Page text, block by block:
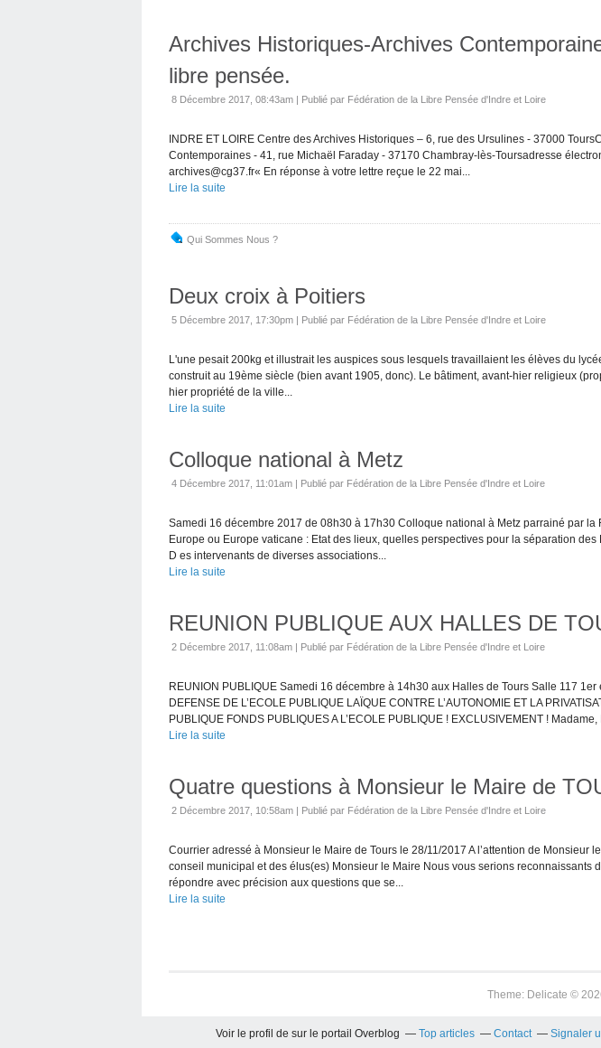
Archives Historiques-Archives
libre pensée.
8 Décembre 2017, 08:43am | Publié par Fédération de la Libre Pensée d'Indre et Loire
INDRE ET LOIRE Centre des Archives Historiques – 6, rue des Ursulines - 37000
Contemporaines - 41, rue Michaël Faraday - 37170 Chambray-lès-Toursadresse
archives@cg37.fr« En réponse à votre lettre reçue le 22 mai...
Lire la suite
Qui Sommes Nous ?
Deux croix à Poitiers
5 Décembre 2017, 17:30pm | Publié par Fédération de la Libre Pensée d'Indre et Loire
L'une pesait 200kg et illustrait les auspices sous lesquels travaillaient les élèves du
construit au 19ème siècle (bien avant 1905, donc). Le bâtiment, avant-hier religieux
hier propriété de la ville...
Lire la suite
Colloque national à Metz
4 Décembre 2017, 11:01am | Publié par Fédération de la Libre Pensée d'Indre et Loire
Samedi 16 décembre 2017 de 08h30 à 17h30 Colloque national à Metz parrainé par la
Europe ou Europe vaticane : Etat des lieux, quelles perspectives pour la séparation des
D es intervenants de diverses associations...
Lire la suite
REUNION PUBLIQUE AUX HALLES DE
2 Décembre 2017, 11:08am | Publié par Fédération de la Libre Pensée d'Indre et Loire
REUNION PUBLIQUE Samedi 16 décembre à 14h30 aux Halles de Tours Salle 117 1er
DEFENSE DE L’ECOLE PUBLIQUE LAÏQUE CONTRE L’AUTONOMIE ET LA
PUBLIQUE FONDS PUBLIQUES A L’ECOLE PUBLIQUE ! EXCLUSIVEMENT ! Madame,
Lire la suite
Quatre questions à Monsieur le Maire de
2 Décembre 2017, 10:58am | Publié par Fédération de la Libre Pensée d'Indre et Loire
Courrier adressé à Monsieur le Maire de Tours le 28/11/2017 A l’attention de Monsieur
conseil municipal et des élus(es) Monsieur le Maire Nous vous serions reconnaissants
répondre avec précision aux questions que se...
Lire la suite
Theme: Delicate ©
Voir le profil de sur le portail Overblog Top articles Contact Signaler